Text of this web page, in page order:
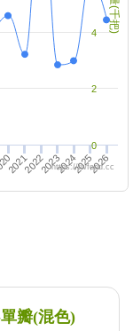
202120222023202420252026
0
2
4
https://twfood.cc
瓣(混色)